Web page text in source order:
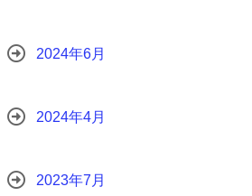
2024年6月
2024年4月
2023年7月